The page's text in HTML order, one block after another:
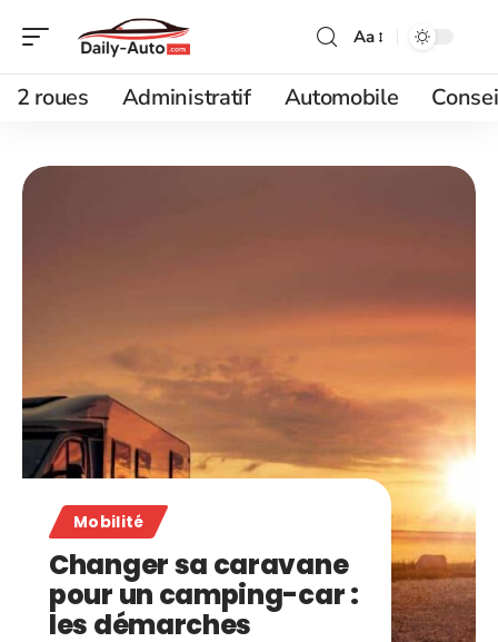
Aa
2 roues Administratif Automobile
Mobilité
Changer sa caravane
pour un camping-car :
les démarches